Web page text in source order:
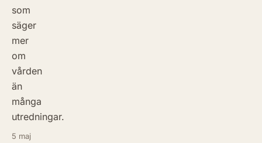
som
säger
mer
om
vården
än
många
utredningar.
5 maj